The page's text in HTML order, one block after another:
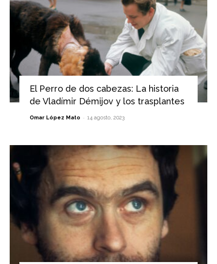
El Perro de dos cabezas: La historia
de Vladímir Démijov y los trasplantes
Omar López Mato - 14 agosto, 2023